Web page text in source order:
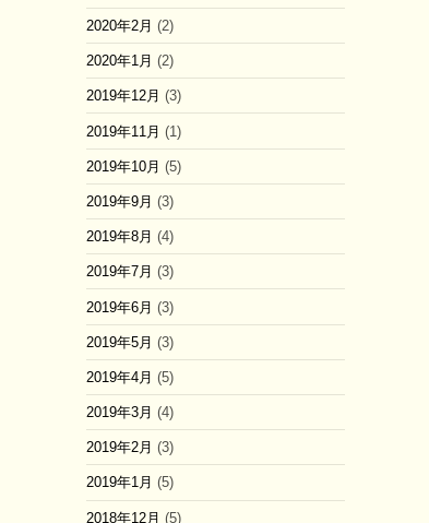
2020年2月 (2)
2020年1月 (2)
2019年12月 (3)
2019年11月 (1)
2019年10月 (5)
2019年9月 (3)
2019年8月 (4)
2019年7月 (3)
2019年6月 (3)
2019年5月 (3)
2019年4月 (5)
2019年3月 (4)
2019年2月 (3)
2019年1月 (5)
2018年12月 (5)